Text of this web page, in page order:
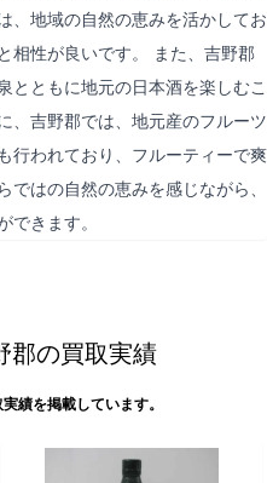
、地域の自然の恵みを活かしてお
相性が良いです。 また、吉野郡
とともに地元の日本酒を楽しむこ
、吉野郡では、地元産のフルーツ
行われており、フルーティーで爽
はの自然の恵みを感じながら、
できます。
郡の買取実績
績を掲載しています。